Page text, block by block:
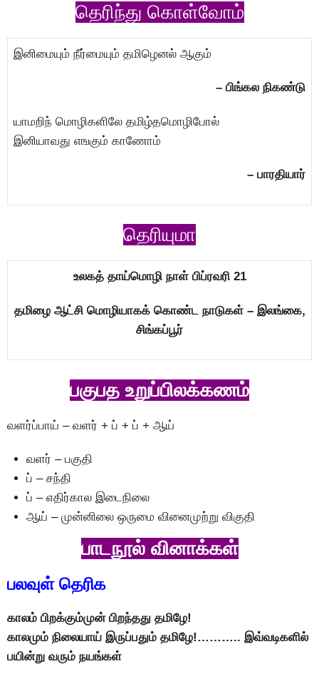
தெரிந்து கொள்வோம்
இனிமையும் நீர்மையும் தமிழெனல் ஆகும்
– பிங்கல நிகண்டு
யாமறிந் மொழிகளிலே தமிழ்தமொழிபோல்
இனியாவது எஙகும் காணோம்
– பாரதியார்
தெரியுமா
உலகத் தாய்மொழி நாள் பிப்ரவரி 21
தமிழை ஆட்சி மொழியாகக் கொண்ட நாடுகள் – இலங்கை,
சிங்கப்பூர்
பகுபத உறுப்பிலக்கணம்
வளர்ப்பாய் – வளர் + ப் + ப் + ஆய்
வளர் – பகுதி
ப் – சந்தி
ப் – எதிர்கால இடைநிலை
ஆய் – முன்னிலை ஒருமை வினைமுற்று விகுதி
பாடநூல் வினாக்கள்
பலவுள் தெரிக
காலம் பிறக்கும்முன் பிறந்தது தமிழே!
காலமும் நிலையாய் இருப்பதும் தமிழே!……….. இவ்வடிகளில்
பயின்று வரும் நயங்கள்